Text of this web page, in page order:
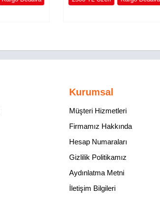
Kurumsal
Müşteri Hizmetleri
Firmamız Hakkında
Hesap Numaraları
Gizlilik Politikamız
Aydınlatma Metni
İletişim Bilgileri